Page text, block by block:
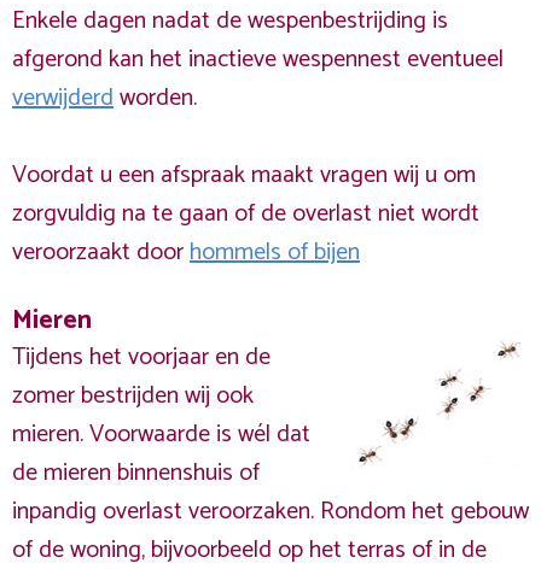
Enkele dagen nadat de wespenbestrijding is
afgerond kan het inactieve wespennest eventueel
verwijderdworden.
Voordat u een afspraak maakt vragen wij u om
zorgvuldig na te gaan of de overlast niet wordt
veroorzaakt doorhommels of bijen
Mieren
Tijdens het voorjaar en de
zomer bestrijden wij ook
mieren. Voorwaarde is wél dat
de mieren binnenshuis of
inpandig overlast veroorzaken. Rondom het gebouw
of de woning, bijvoorbeeld op het terras of in de